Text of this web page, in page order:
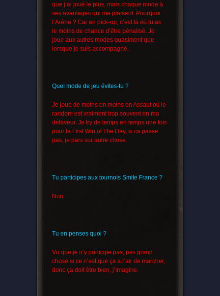
que j’ai joué le plus, mais chaque mode à
ses avantages qui me plaisent. Pourquoi
l’Arène ? Car en pick-up, c’est là où tu as
le moins de chance d’être pénalisé. Je
joue aux autres modes quasiment que
lorsque je suis accompagné.
Quel mode de jeu évites-tu ?
Je joue de moins en moins en Assaut où le
random est vraiment trop souvent en ma
défaveur. Je try de temps en temps une fois
pour la First Win of The Day, si ca passe
pas, je pars sur autre chose.
Tu participes aux tournois Smite France ?
Non.
Tu en penses quoi ?
Vu que je n’y participe pas, pas grand
chose si ce n’est que ça a l’air de marcher,
donc ça doit être bien, j’imagine.